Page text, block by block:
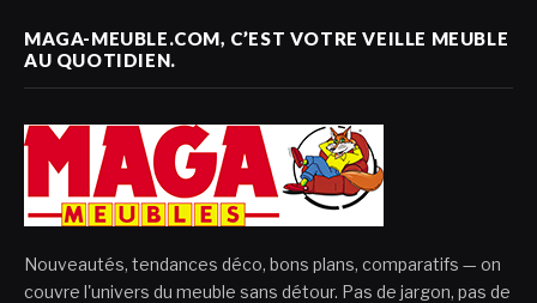
MAGA-MEUBLE.COM, C’EST VOTRE VEILLE MEUBLE
AU QUOTIDIEN.
Nouveautés, tendances déco, bons plans, comparatifs — on
couvre l'univers du meuble sans détour. Pas de jargon, pas de